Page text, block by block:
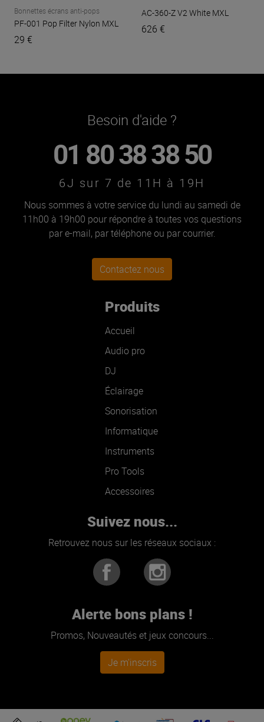
Bonnettes écrans anti-pops
PF-001 Pop Filter Nylon MXL
29 €
AC-360-Z V2 White MXL
626 €
Besoin d'aide ?
01 80 38 38 50
6J sur 7 de 11H à 19H
Nous sommes à votre service du lundi au samedi de
11h00 à 19h00 pour répondre à toutes vos questions
par e-mail, par téléphone ou par courrier.
Contactez nous
Produits
Accueil
Audio pro
DJ
Éclairage
Sonorisation
Informatique
Instruments
Pro Tools
Accessoires
Suivez nous...
Retrouvez nous sur les réseaux sociaux :
Alerte bons plans !
Promos, Nouveautés et jeux concours...
Je m'inscris